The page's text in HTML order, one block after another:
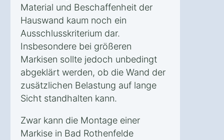
Material und Beschaffenheit der
Hauswand kaum noch ein
Ausschlusskriterium dar.
Insbesondere bei größeren
Markisen sollte jedoch unbedingt
abgeklärt werden, ob die Wand der
zusätzlichen Belastung auf lange
Sicht standhalten kann.
Zwar kann die Montage einer
Markise in Bad Rothenfelde